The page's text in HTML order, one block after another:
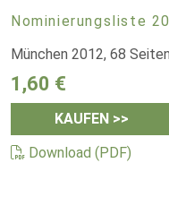
Nominierungsliste
München 2012, 68 Seiten
1,60 €
KAUFEN >>
Download (PDF)